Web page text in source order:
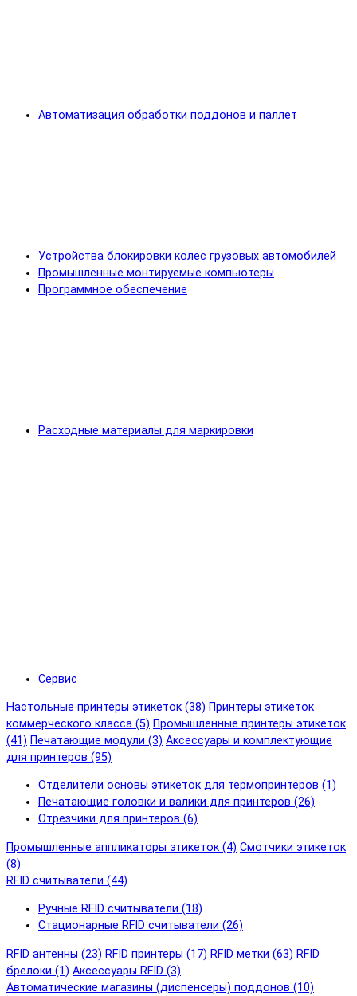
Автоматизация обработки поддонов и паллет
Устройства блокировки колес грузовых автомобилей
Промышленные монтируемые компьютеры
Программное обеспечение
Расходные материалы для маркировки
Сервис
Настольные принтеры этикеток (38) Принтеры этикеток
коммерческого класса (5) Промышленные принтеры этикеток
(41) Печатающие модули (3) Аксессуары и комплектующие
для принтеров (95)
Отделители основы этикеток для термопринтеров (1)
Печатающие головки и валики для принтеров (26)
Отрезчики для принтеров (6)
Промышленные аппликаторы этикеток (4) Смотчики этикеток
(8)
RFID cчитыватели (44)
Ручные RFID cчитыватели (18)
Стационарные RFID cчитыватели (26)
RFID антенны (23) RFID принтеры (17) RFID метки (63) RFID
брелоки (1) Аксессуары RFID (3)
Автоматические магазины (диспенсеры) поддонов (10)